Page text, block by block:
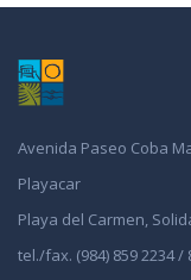
Avenida Paseo Coba
Playacar
Playa del Carmen,
tel./fax. (984) 859 2234 /